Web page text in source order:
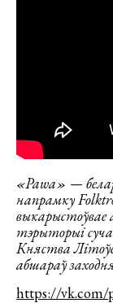
«Pawa» —
напрамку
тэрыторыі
Княства
абшараў
https://vk.com/